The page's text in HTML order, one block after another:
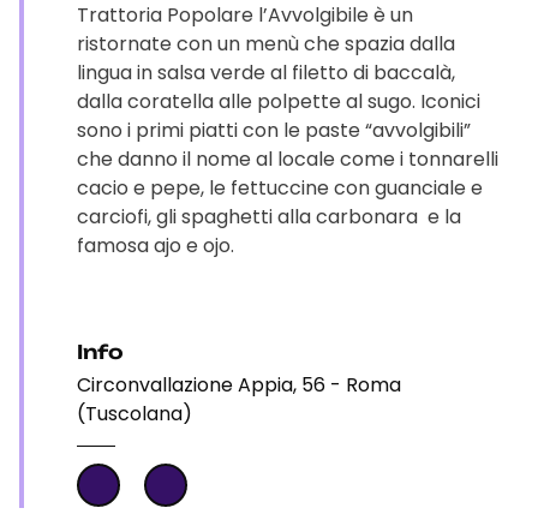
Trattoria Popolare l’Avvolgibile è un
ristornate con un menù che spazia dalla
lingua in salsa verde al filetto di baccalà,
dalla coratella alle polpette al sugo. Iconici
sono i primi piatti con le paste “avvolgibili”
che danno il nome al locale come i tonnarelli
cacio e pepe, le fettuccine con guanciale e
carciofi, gli spaghetti alla carbonara e la
famosa ajo e ojo.
Info
Circonvallazione Appia, 56 - Roma
(Tuscolana)